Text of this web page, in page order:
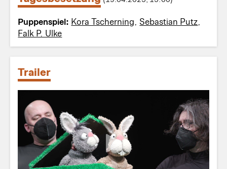
Puppenspiel: Kora Tscherning, Sebastian Putz,
Falk P. Ulke
Trailer